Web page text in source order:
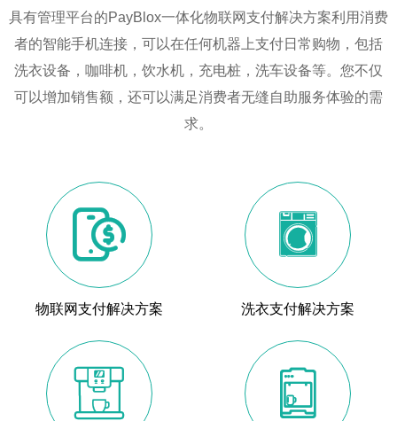
具有管理平台的PayBlox一体化物联网支付解决方案利用消费
者的智能手机连接，可以在任何机器上支付日常购物，包括
洗衣设备，咖啡机，饮水机，充电桩，洗车设备等。您不仅
可以增加销售额，还可以满足消费者无缝自助服务体验的需
求。

物联网支付解决方案

洗衣支付解决方案
 